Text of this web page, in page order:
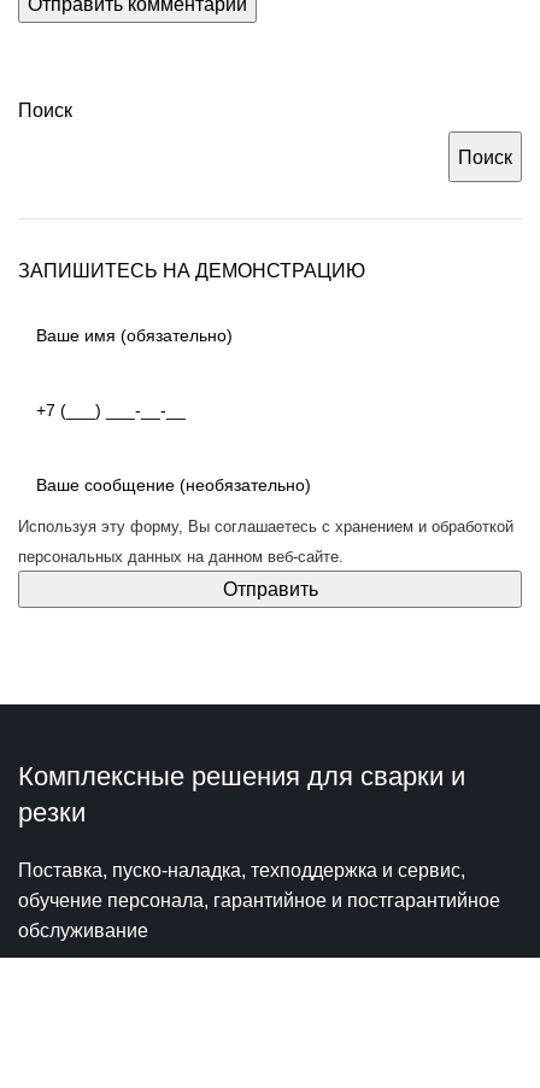
Поиск
Поиск
ЗАПИШИТЕСЬ НА ДЕМОНСТРАЦИЮ
Используя эту форму, Вы соглашаетесь с хранением и обработкой
персональных данных на данном веб-сайте.
Комплексные решения для сварки и
резки
Поставка, пуско-наладка, техподдержка и сервис,
обучение персонала, гарантийное и постгарантийное
обслуживание